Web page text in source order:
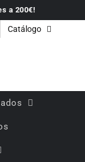
a 200€!
Catálogo